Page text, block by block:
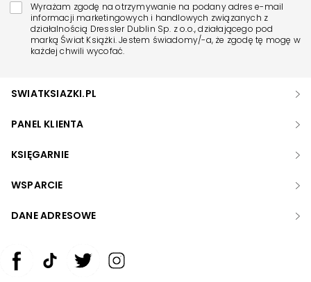
Wyrażam zgodę na otrzymywanie na podany adres e-mail
informacji marketingowych i handlowych związanych z
działalnością Dressler Dublin Sp. z o.o., działającego pod
marką Świat Książki. Jestem świadomy/-a, że zgodę tę mogę w
każdej chwili wycofać.
SWIATKSIAZKI.PL
PANEL KLIENTA
KSIĘGARNIE
WSPARCIE
DANE ADRESOWE
Zwiększ rozmiar czcionki